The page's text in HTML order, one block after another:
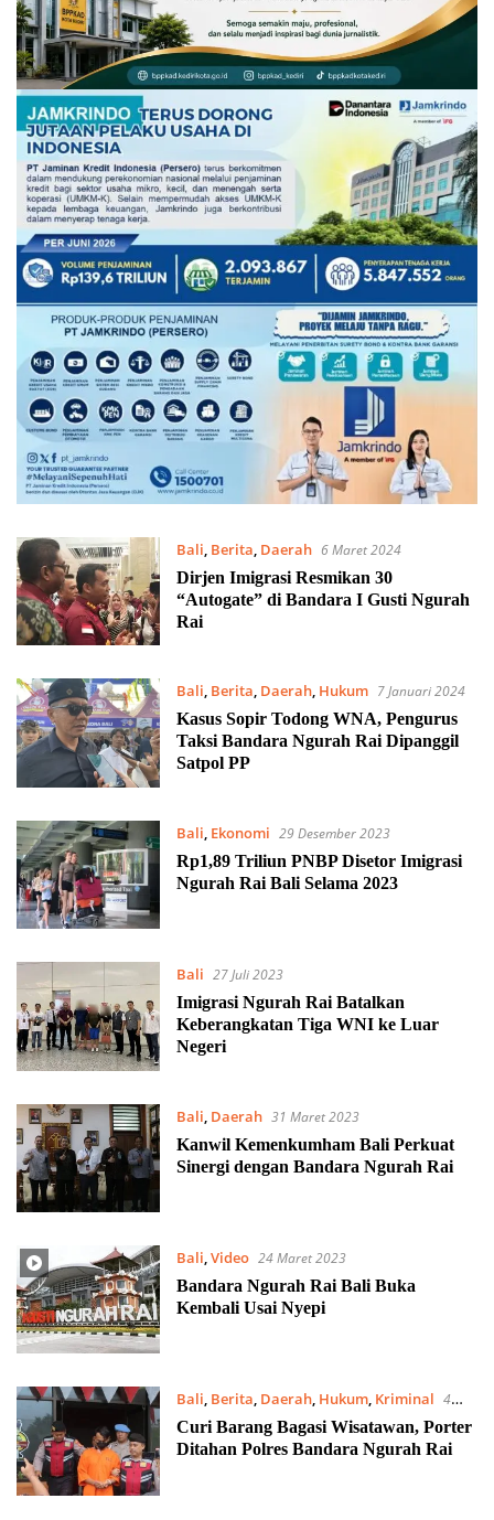
Bali, Berita, Daerah 6 Maret 2024
Dirjen Imigrasi Resmikan 30
“Autogate” di Bandara I Gusti Ngurah
Rai
Bali, Berita, Daerah, Hukum 7 Januari 2024
Kasus Sopir Todong WNA, Pengurus
Taksi Bandara Ngurah Rai Dipanggil
Satpol PP
Bali, Ekonomi 29 Desember 2023
Rp1,89 Triliun PNBP Disetor Imigrasi
Ngurah Rai Bali Selama 2023
Bali 27 Juli 2023
Imigrasi Ngurah Rai Batalkan
Keberangkatan Tiga WNI ke Luar
Negeri
Bali Daerah 31 Maret 2023
Kanwil Kemenkumham Bali Perkuat
Sinergi dengan Bandara Ngurah Rai
Bali,Video 24 Maret 2023
Bandara Ngurah Rai Bali Buka
Kembali Usai Nyepi
Bali, Berita, Daerah, Hukum, Kriminal 4
Februari 2023
Curi Barang Bagasi Wisatawan, Porter
Ditahan Polres Bandara Ngurah Rai